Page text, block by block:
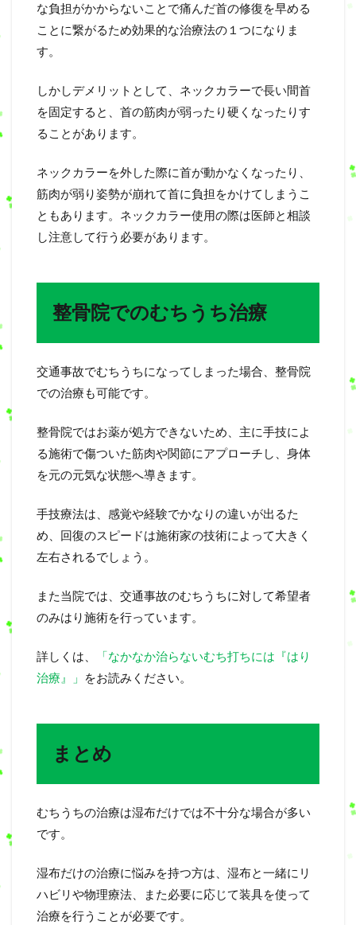
な負担がかからないことで痛んだ首の修復を早める
ことに繋がるため効果的な治療法の１つになりま
す。
しかしデメリットとして、ネックカラーで長い間首
を固定すると、首の筋肉が弱ったり硬くなったりす
ることがあります。
ネックカラーを外した際に首が動かなくなったり、
筋肉が弱り姿勢が崩れて首に負担をかけてしまうこ
ともあります。ネックカラー使用の際は医師と相談
し注意して行う必要があります。
整骨院でのむちうち治療
交通事故でむちうちになってしまった場合、整骨院
での治療も可能です。
整骨院ではお薬が処方できないため、主に手技によ
る施術で傷ついた筋肉や関節にアプローチし、身体
を元の元気な状態へ導きます。
手技療法は、感覚や経験でかなりの違いが出るた
め、回復のスピードは施術家の技術によって大きく
左右されるでしょう。
また当院では、交通事故のむちうちに対して希望者
のみはり施術を行っています。
詳しくは、
「なかなか治らないむち打ちには『はり
治療』」 をお読みください。
まとめ
むちうちの治療は湿布だけでは不十分な場合が多い
です。
湿布だけの治療に悩みを持つ方は、湿布と一緒にリ
ハビリや物理療法、また必要に応じて装具を使って
治療を行うことが必要です。